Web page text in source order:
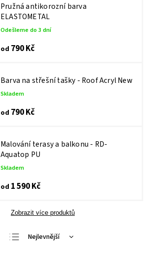
Pružná antikorozní barva
ELASTOMETAL
Odešleme do 3 dní
od 790 Kč
Barva na střešní tašky - Roof Acryl New
Skladem
od 790 Kč
Malování terasy a balkonu - RD-
Aquatop PU
Skladem
od 1 590 Kč
Zobrazit více produktů
Nejlevnější